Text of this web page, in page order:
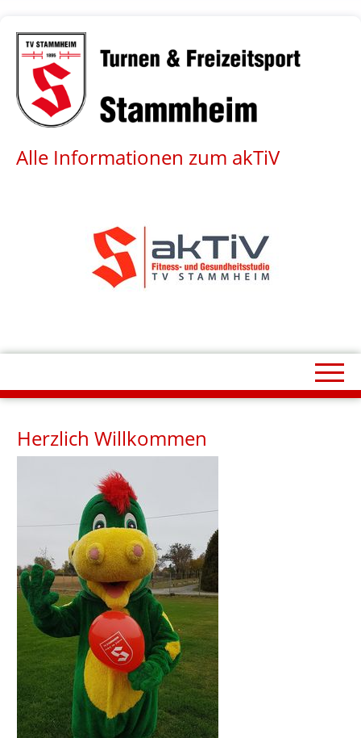
Alle Informationen zum akTiV
Herzlich Willkommen